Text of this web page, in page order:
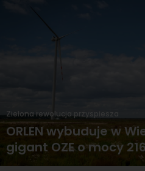
Zielona rewolucja przyspiesza
ORLEN wybuduje w
gigant OZE o mocy